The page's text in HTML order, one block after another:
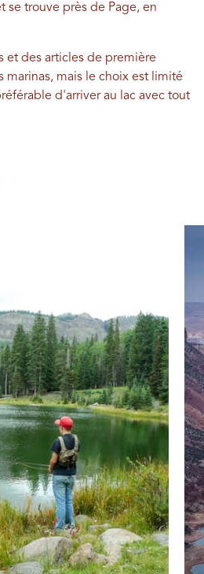
se trouve près de Page, en
et des articles de première
marinas, mais le choix est limité
d'arriver au lac avec tout